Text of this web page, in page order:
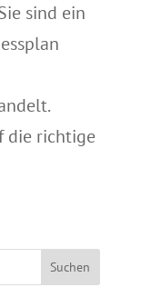
sind ein
die richtige